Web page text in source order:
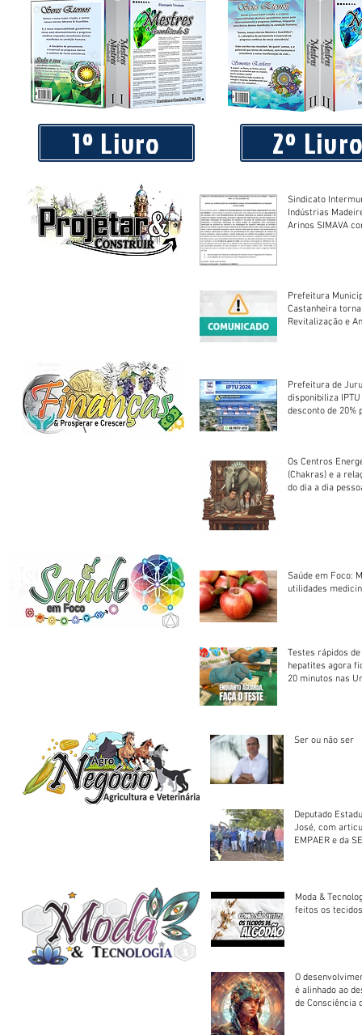
Série mostra como agricultores estão lucrando mais
florestas
1º Livro 2º
Sindicato
Indústrias
Arinos SIMAVA convoca à
Prefeitura
Castanheira
Revitalização e
Prefeitura de
disponibiliza
desconto de 20%
Os Centros
(Chakras) e a
do dia a dia
Saúde em Foco:
utilidades
Testes rápidos
hepatites agora
20 minutos nas
Ser ou não ser
Deputado
José, com
EMPAER e da
Moda &
feitos os
O
é alinhado ao
de Consciência